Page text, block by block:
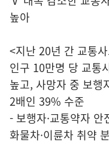
높아
<지난 20년 간 교통
인구 10만명 당 교통
높고, 사망자 중 보행
2배인 39% 수준
- 보행자·교통약자
화물차·이륜차 취약